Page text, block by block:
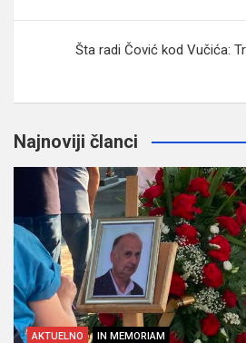
Šta radi Čović kod Vučića:
Najnoviji članci
AKTUELNO IN MEMORIAM